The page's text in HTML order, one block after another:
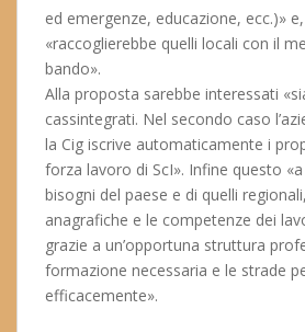
ed emergenze, educazione, ecc.)»
«raccoglierebbe quelli locali con il
bando».
Alla proposta sarebbe interessati
cassintegrati. Nel secondo caso
la Cig iscrive automaticamente i
forza lavoro di ScI». Infine questo
bisogni del paese e di quelli
anagrafiche e le competenze dei
grazie a un’opportuna struttura
formazione necessaria e le strade
efficacemente».